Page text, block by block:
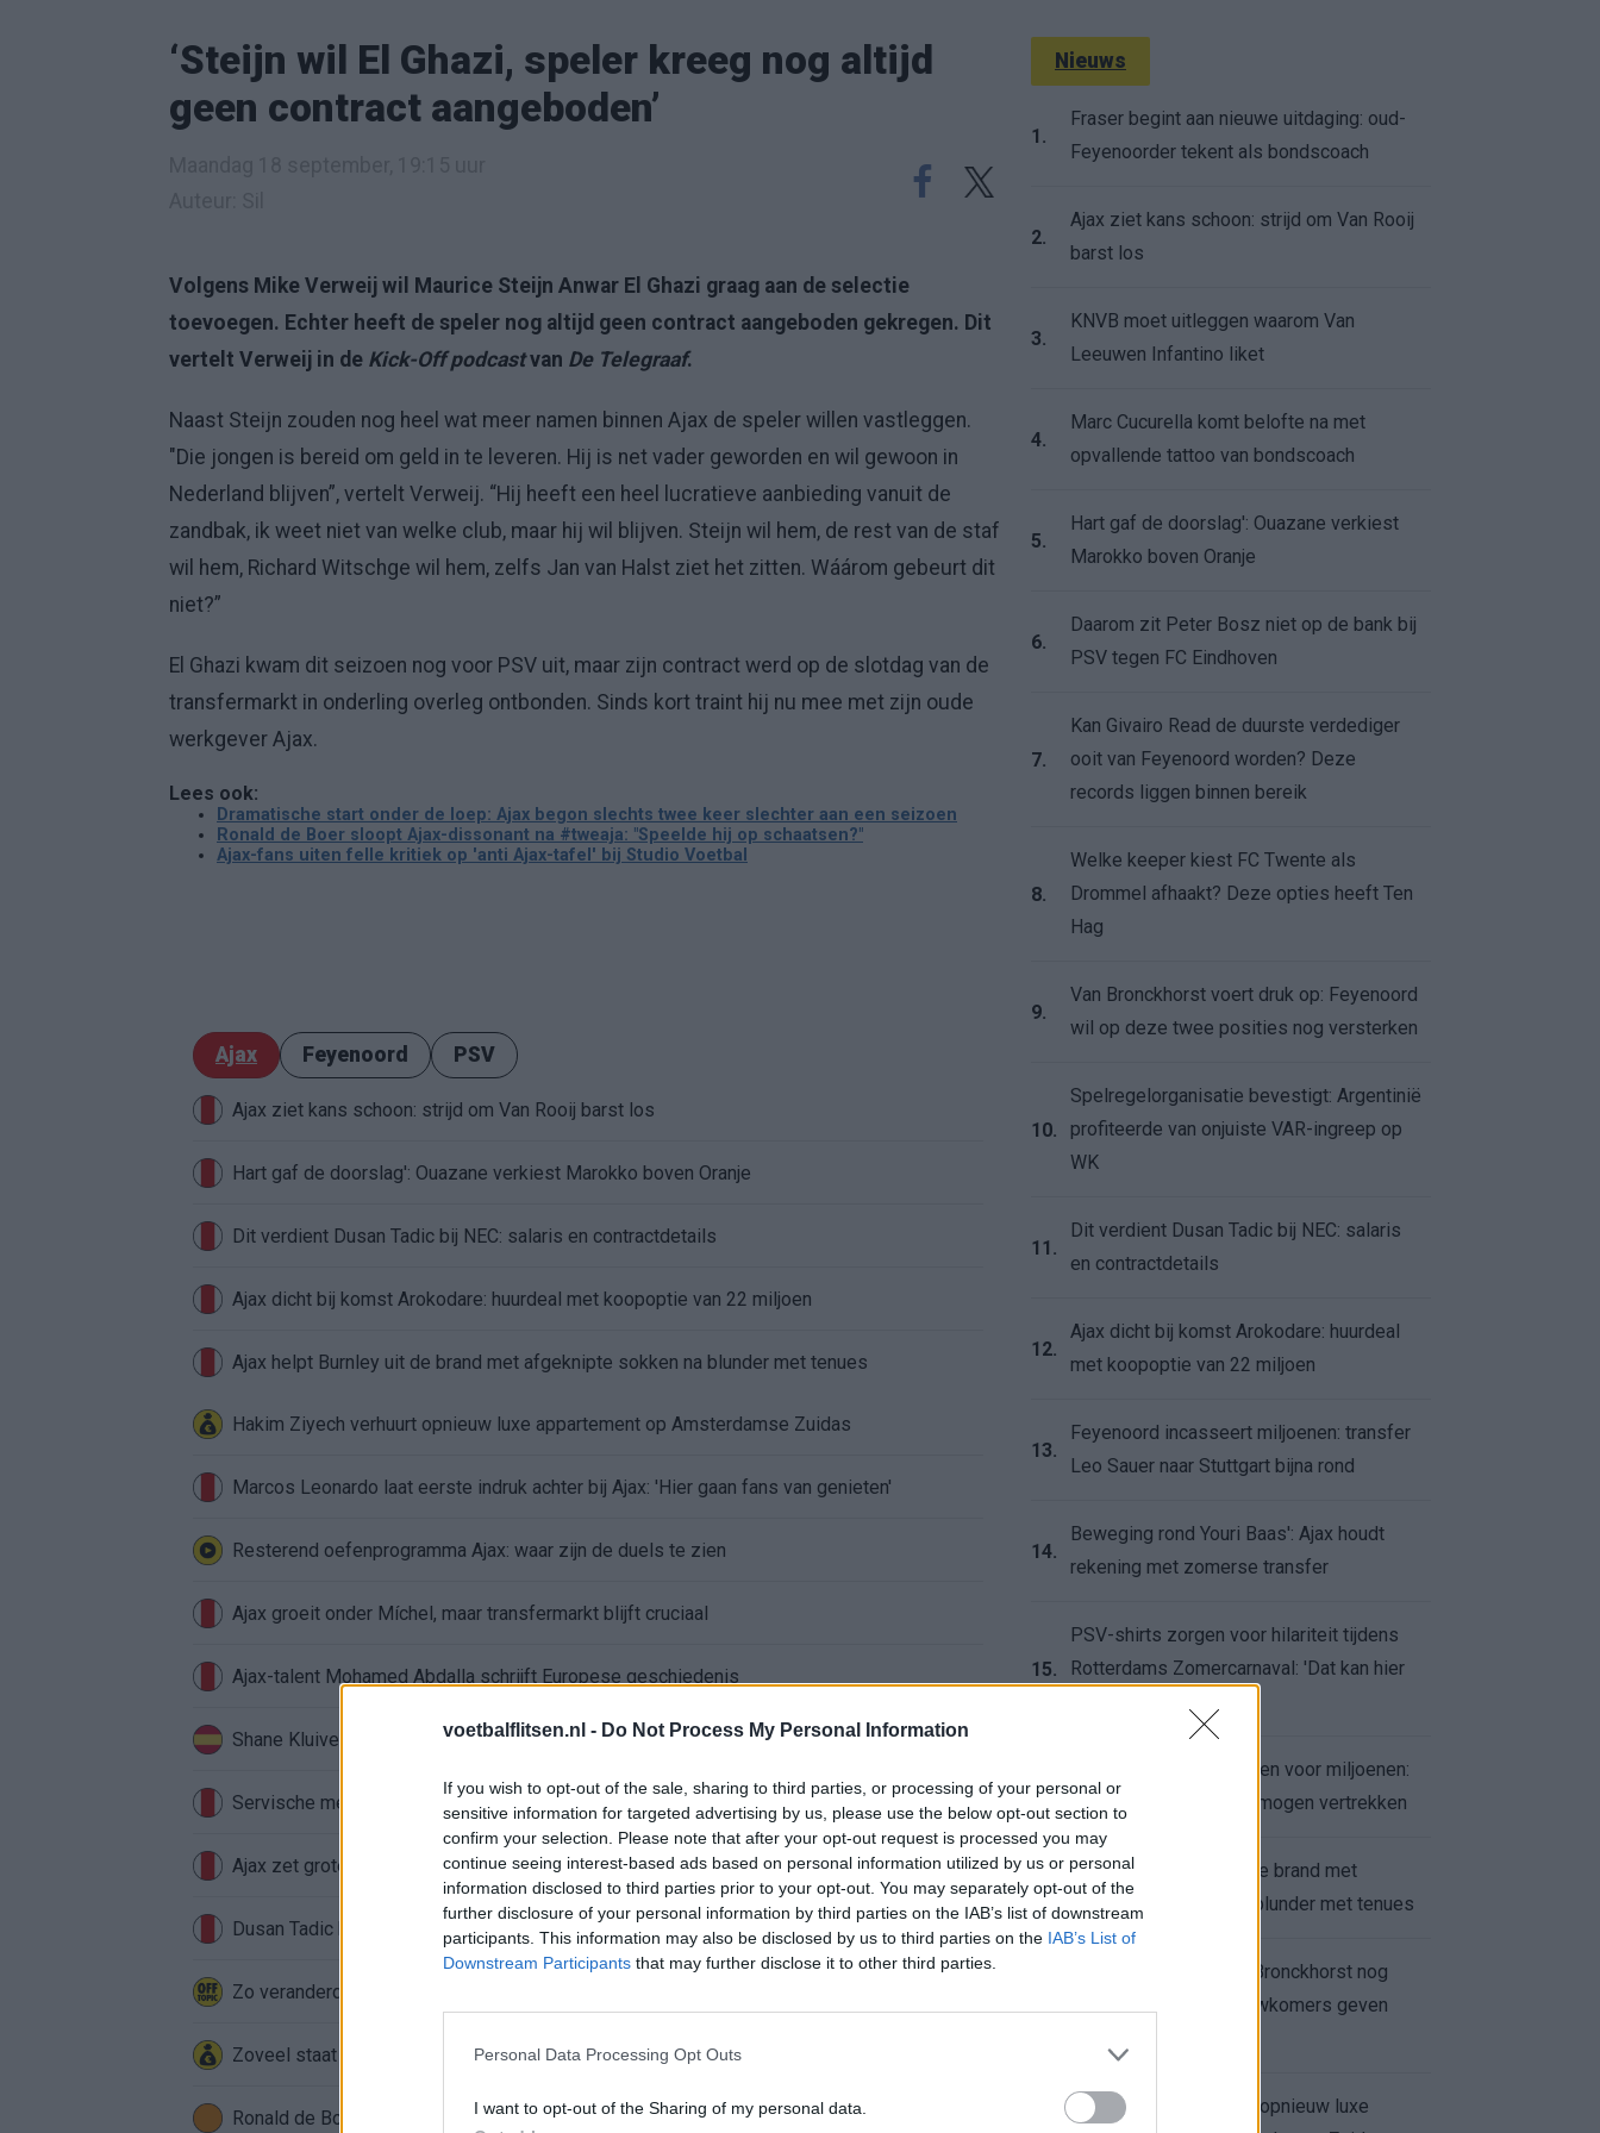
voetbalflitsen.nl - Do Not Process My Personal Information
If you wish to opt-out of the sale, sharing to third parties, or processing of your personal or
sensitive information for targeted advertising by us, please use the below opt-out section to
confirm your selection. Please note that after your opt-out request is processed you may
continue seeing interest-based ads based on personal information utilized by us or personal
information disclosed to third parties prior to your opt-out. You may separately opt-out of the
further disclosure of your personal information by third parties on the IAB’s list of downstream
participants. This information may also be disclosed by us to third parties on the IAB’s List of
Downstream Participants that may further disclose it to other third parties.
Personal Data Processing Opt Outs
I want to opt-out of the Sharing of my personal data.
‘Steijn wil El Ghazi, speler kreeg nog altijd
geen contract aangeboden’
Volgens Mike Verweij wil Maurice Steijn Anwar El Ghazi graag aan de selectie
toevoegen. Echter heeft de speler nog altijd geen contract aangeboden gekregen. Dit
vertelt Verweij in de Kick-Off podcastvan De Telegraaf.
Naast Steijn zouden nog heel wat meer namen binnen Ajax de speler willen vastleggen.
"Die jongen is bereid om geld in te leveren. Hij is net vader geworden en wil gewoon in
Nederland blijven”, vertelt Verweij. “Hij heeft een heel lucratieve aanbieding vanuit de
zandbak, ik weet niet van welke club, maar hij wil blijven. Steijn wil hem, de rest van de staf
wil hem, Richard Witschge wil hem, zelfs Jan van Halst ziet het zitten. Wáárom gebeurt dit
niet?”
El Ghazi kwam dit seizoen nog voor PSV uit, maar zijn contract werd op de slotdag van de
transfermarkt in onderling overleg ontbonden. Sinds kort traint hij nu mee met zijn oude
werkgever Ajax.
Lees ook:
Dramatische start onder de loep: Ajax begon slechts twee keer slechter aan een seizoen
Ronald de Boer sloopt Ajax-dissonant na #tweaja: "Speelde hij op schaatsen?"
Ajax-fans uiten felle kritiek op 'anti Ajax-tafel' bij Studio Voetbal
Ajax Feyenoord PSV
Ajax ziet kans schoon: strijd om Van Rooij barst los
Hart gaf de doorslag': Ouazane verkiest Marokko boven Oranje
Dit verdient Dusan Tadic bij NEC: salaris en contractdetails
Ajax dicht bij komst Arokodare: huurdeal met koopoptie van 22 miljoen
Ajax helpt Burnley uit de brand met afgeknipte sokken na blunder met tenues
Hakim Ziyech verhuurt opnieuw luxe appartement op Amsterdamse Zuidas
Marcos Leonardo laat eerste indruk achter bij Ajax: 'Hier gaan fans van genieten'
Resterend oefenprogramma Ajax: waar zijn de duels te zien
Ajax groeit onder Míchel, maar transfermarkt blijft cruciaal
Ajax-talent Mohamed Abdalla schrijft Europese geschiedenis
Shane Kluivert krijgt kans van Flick en begint in de basis bij FC Barcelona
Servische media vergelijken Ajax-talent Abdellah Ouazane met Lionel Messi
Ajax zet grote stap richting volgende ronde na ruime zege op Vojvodina
Dusan Tadic kijkt met bijzondere gevoelens naar Ajax - Vojvodina
Zo veranderde de relatie tussen Rafael van der Vaart en Sylvie Meis door de jaren heen
Zoveel staat er financieel op het spel voor Ajax en FC Twente in Europa
Ronald de Boer noemt Reiziger als bondscoach: "Kampioen met Jong Ajax"
Nieuws
1.
Fraser begint aan nieuwe uitdaging: oud-
Feyenoorder tekent als bondscoach
2.
Ajax ziet kans schoon: strijd om Van Rooij
barst los
3.
KNVB moet uitleggen waarom Van
Leeuwen Infantino liket
4.
Marc Cucurella komt belofte na met
opvallende tattoo van bondscoach
5.
Hart gaf de doorslag': Ouazane verkiest
Marokko boven Oranje
6.
Daarom zit Peter Bosz niet op de bank bij
PSV tegen FC Eindhoven
7.
Kan Givairo Read de duurste verdediger
ooit van Feyenoord worden? Deze
records liggen binnen bereik
8.
Welke keeper kiest FC Twente als
Drommel afhaakt? Deze opties heeft Ten
Hag
9.
Van Bronckhorst voert druk op: Feyenoord
wil op deze twee posities nog versterken
10.
Spelregelorganisatie bevestigt: Argentinië
profiteerde van onjuiste VAR-ingreep op
WK
11.
Dit verdient Dusan Tadic bij NEC: salaris
en contractdetails
12.
Ajax dicht bij komst Arokodare: huurdeal
met koopoptie van 22 miljoen
13.
Feyenoord incasseert miljoenen: transfer
Leo Sauer naar Stuttgart bijna rond
14.
Beweging rond Youri Baas': Ajax houdt
rekening met zomerse transfer
15.
PSV-shirts zorgen voor hilariteit tijdens
Rotterdams Zomercarnaval: 'Dat kan hier
16.
Feyenoord zet deur open voor miljoenen:
Ueda en Hadj Moussa mogen vertrekken
17.
Ajax helpt Burnley uit de brand met
afgeknipte sokken na blunder met tenues
Feyenoord onder Van Bronckhorst nog
altijd ongeslagen: nieuwkomers geven
Hakim Ziyech verhuurt opnieuw luxe